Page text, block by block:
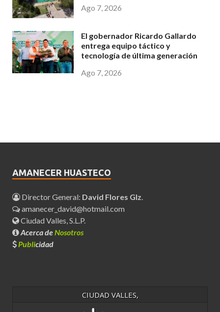
Ago 7, 2026
El gobernador Ricardo Gallardo
entrega equipo táctico y
tecnología de última generación
Ago 7, 2026
AMANECER HUASTECO
Director General: David Flores Glz.
amanecer_david@hotmail.com
Ciudad Valles, S.L.P.
Acerca deNosotros
Publicidad
CIUDAD VALLES,